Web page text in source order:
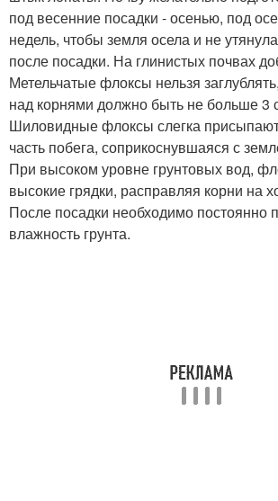
под весенние посадки - осенью, под
недель, чтобы земля осела и не
после посадки. На глинистых почвах
Метельчатые флоксы нельзя
над корнями должно быть не больше 3
Шиловидные флоксы слегка
часть побега, соприкоснувшаяся с
При высоком уровне грунтовых вод,
высокие грядки, расправляя корни на
После посадки необходимо постоянно
влажность грунта.